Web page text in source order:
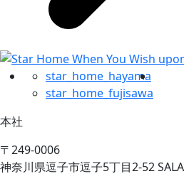
star_home_hayama
star_home_fujisawa
本社
〒249-0006
神奈川県逗子市逗子5丁目2-52